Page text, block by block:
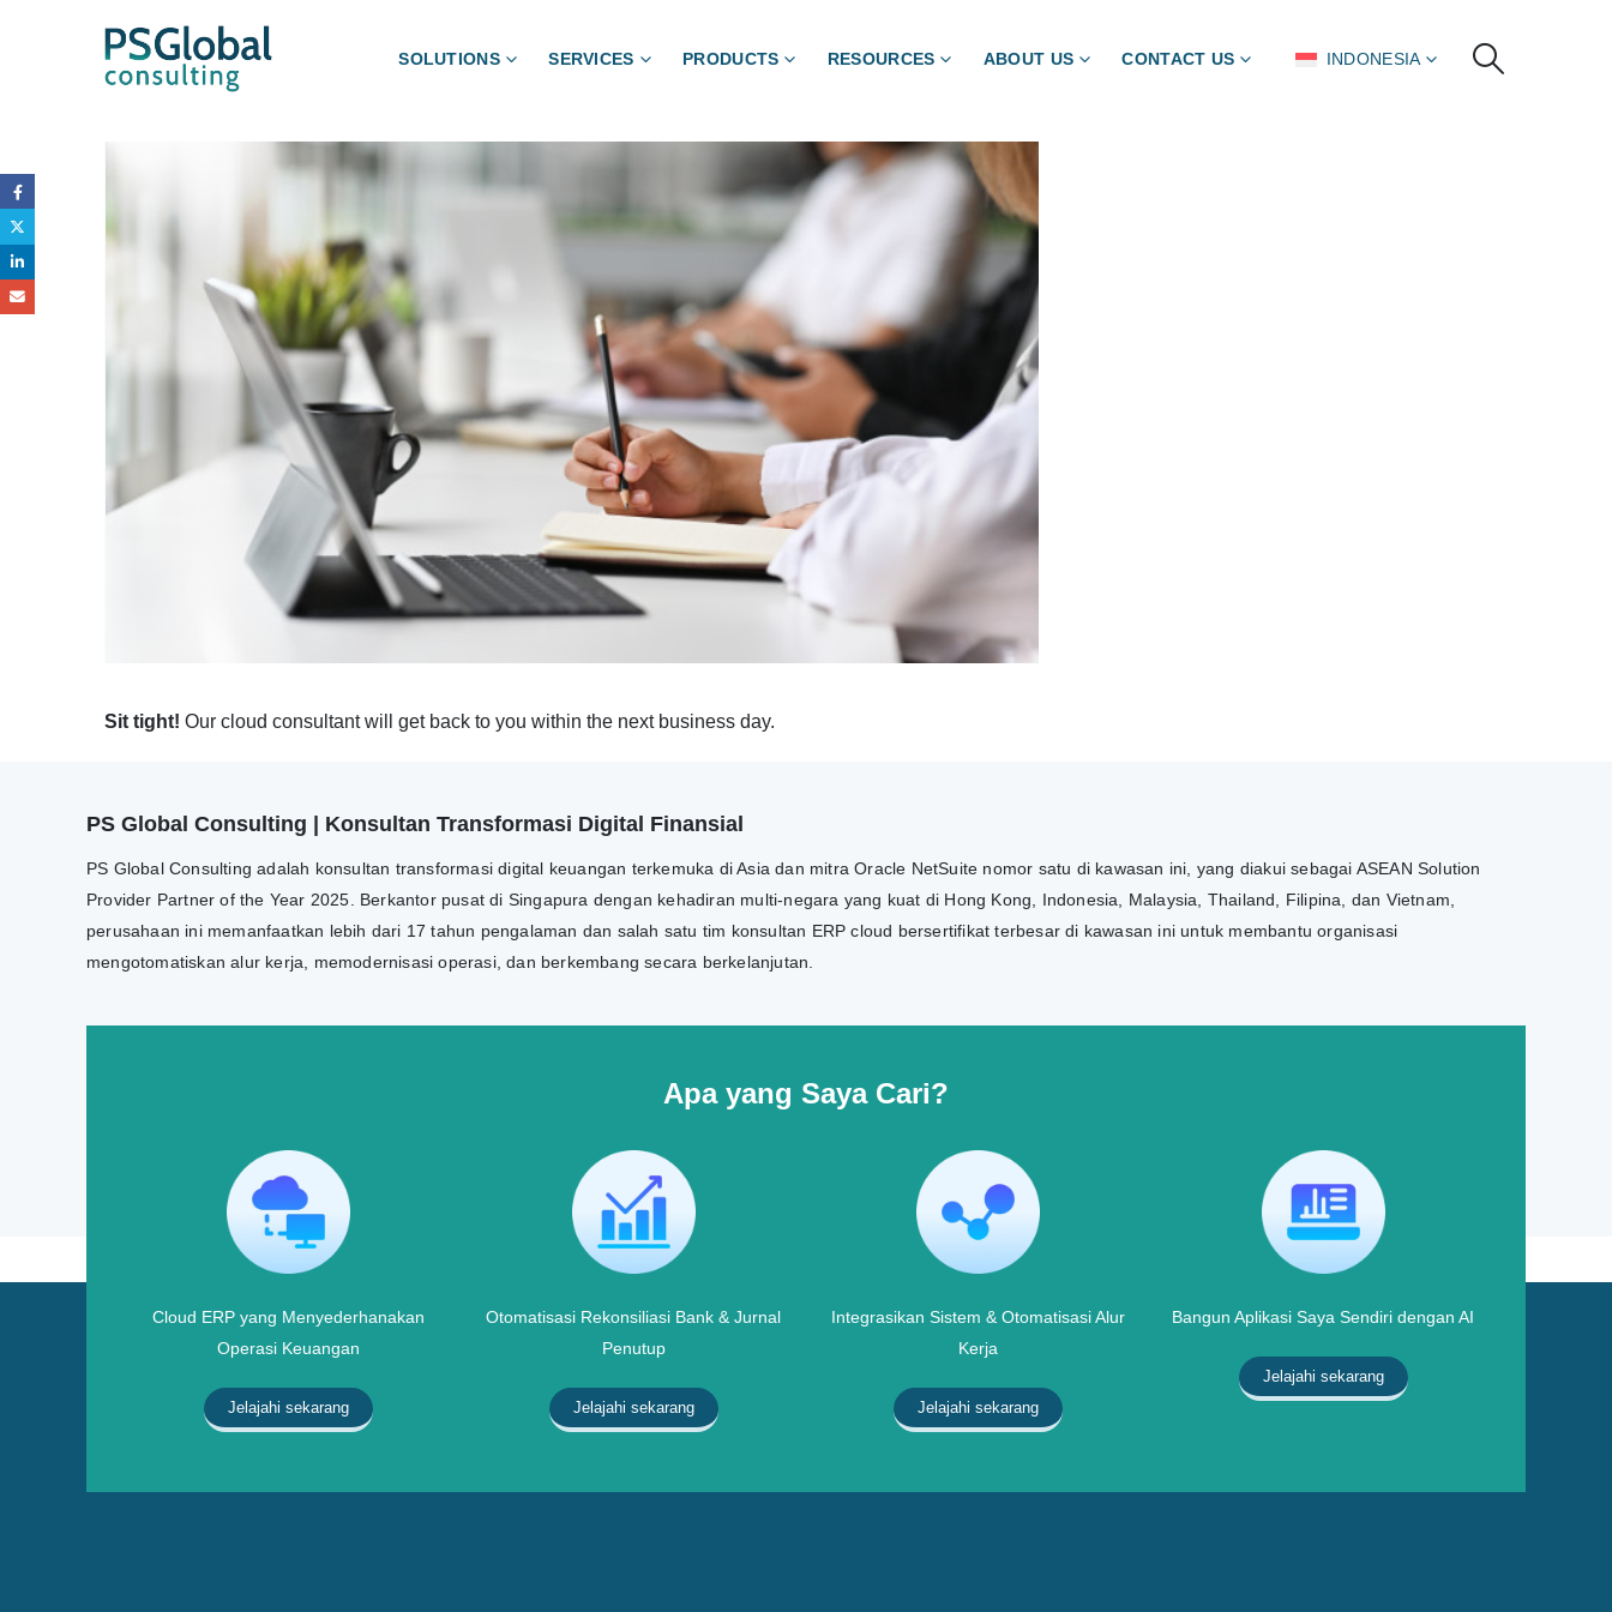
SOLUTIONS SERVICES PRODUCTS RESOURCES ABOUT US CONTACT US INDONESIA
Sit tight! Our cloud consultant will get back to you within the next business day.
PS Global Consulting | Konsultan Transformasi Digital Finansial
PS Global Consulting adalah konsultan transformasi digital keuangan terkemuka di Asia dan mitra Oracle NetSuite nomor satu di kawasan ini, yang diakui sebagai ASEAN Solution
Provider Partner of the Year 2025. Berkantor pusat di Singapura dengan kehadiran multi-negara yang kuat di Hong Kong, Indonesia, Malaysia, Thailand, Filipina, dan Vietnam,
perusahaan ini memanfaatkan lebih dari 17 tahun pengalaman dan salah satu tim konsultan ERP cloud bersertifikat terbesar di kawasan ini untuk membantu organisasi
mengotomatiskan alur kerja, memodernisasi operasi, dan berkembang secara berkelanjutan.
Apa yang Saya Cari?
Cloud ERP yang Menyederhanakan
Operasi Keuangan
Jelajahi sekarang
Otomatisasi Rekonsiliasi Bank & Jurnal
Penutup
Jelajahi sekarang
Integrasikan Sistem & Otomatisasi Alur
Kerja
Jelajahi sekarang
Bangun Aplikasi Saya Sendiri dengan AI
Jelajahi sekarang